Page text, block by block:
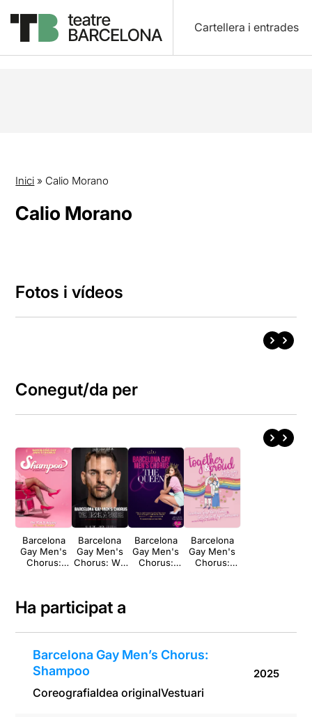
Cartellera i entrades
Inici » Calio Morano
Calio Morano
Fotos i vídeos
Conegut/da per
Barcelona
Gay Men's
Chorus:
Barcelona
Gay Men's
Chorus: We
Barcelona
Gay Men's
Chorus:
Barcelona
Gay Men's
Chorus:
Ha participat a
Barcelona Gay Men’s Chorus:
Shampoo
CoreografiaIdea originalVestuari
2025